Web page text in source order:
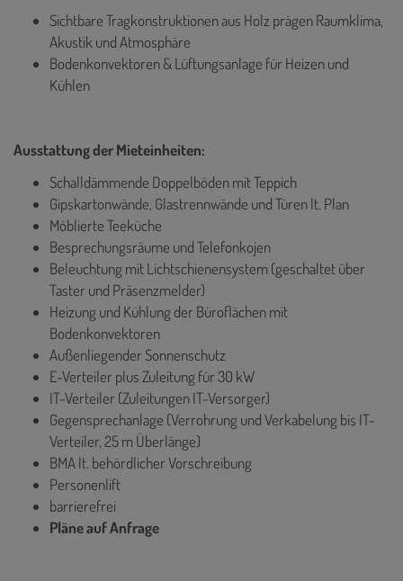
Sichtbare Tragkonstruktionen aus Holz prägen Raumklima,
Akustik und Atmosphäre
Bodenkonvektoren & Lüftungsanlage für Heizen und
Kühlen
Ausstattung der Mieteinheiten:
Schalldämmende Doppelböden mit Teppich
Gipskartonwände, Glastrennwände und Türen lt. Plan
Möblierte Teeküche
Besprechungsräume und Telefonkojen
Beleuchtung mit Lichtschienensystem (geschaltet über
Taster und Präsenzmelder)
Heizung und Kühlung der Büroflächen mit
Bodenkonvektoren
Außenliegender Sonnenschutz
E-Verteiler plus Zuleitung für 30 kW
IT-Verteiler (Zuleitungen IT-Versorger)
Gegensprechanlage (Verrohrung und Verkabelung bis IT-
Verteiler, 25 m Überlänge)
BMA lt. behördlicher Vorschreibung
Personenlift
barrierefrei
Pläne auf Anfrage